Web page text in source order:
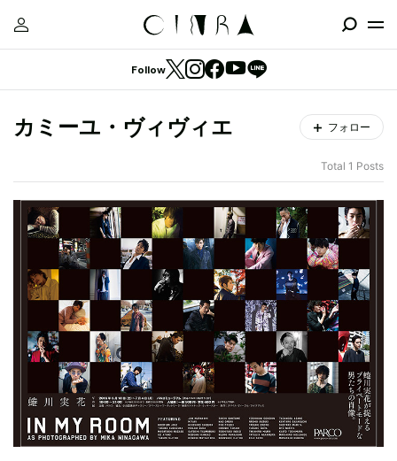
Follow
カミーユ・ヴィヴィエ フォロー
Total 1 Posts